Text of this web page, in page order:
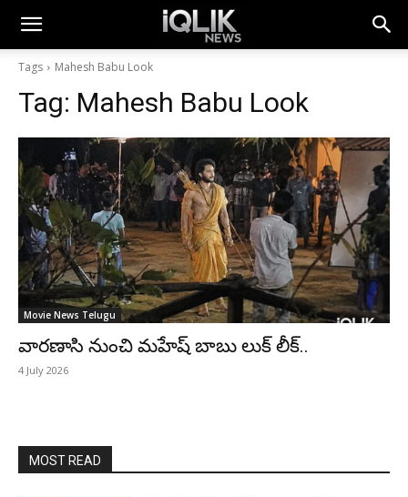
Tags Mahesh Babu Look
Tag: Mahesh Babu Look
Movie News Telugu
వారణాసి నుంచి మహేష్ బాబు లుక్ లీక్..
4 July 2026
MOST READ